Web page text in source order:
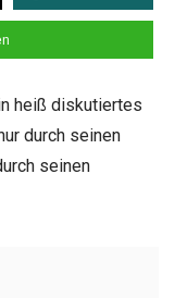
heiß diskutiertes
durch seinen
seinen